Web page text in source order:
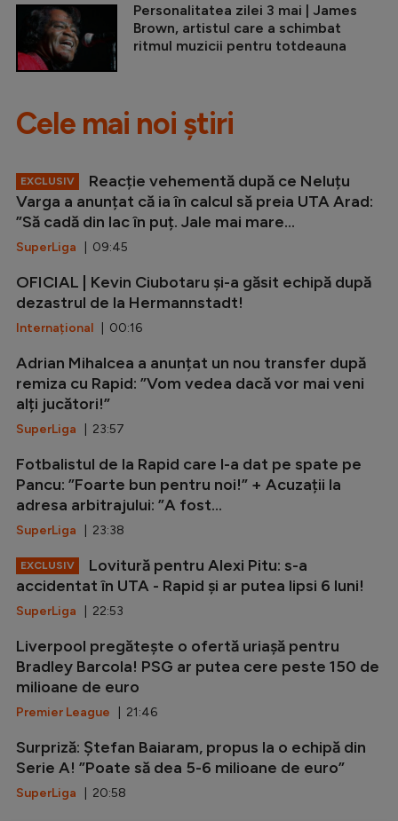
Personalitatea zilei 3 mai | James
Brown, artistul care a schimbat
ritmul muzicii pentru totdeauna
Cele mai noi știri
EXCLUSIV
Reacție vehementă după ce Neluțu
Varga a anunțat că ia în calcul să preia UTA Arad:
”Să cadă din lac în puț. Jale mai mare...
SuperLiga | 09:45
OFICIAL | Kevin Ciubotaru și-a găsit echipă după
dezastrul de la Hermannstadt!
Internațional | 00:16
Adrian Mihalcea a anunțat un nou transfer după
remiza cu Rapid: ”Vom vedea dacă vor mai veni
alți jucători!”
SuperLiga | 23:57
Fotbalistul de la Rapid care l-a dat pe spate pe
Pancu: ”Foarte bun pentru noi!” + Acuzații la
adresa arbitrajului: ”A fost...
SuperLiga | 23:38
EXCLUSIV
Lovitură pentru Alexi Pitu: s-a
accidentat în UTA - Rapid și ar putea lipsi 6 luni!
SuperLiga | 22:53
Liverpool pregătește o ofertă uriașă pentru
Bradley Barcola! PSG ar putea cere peste 150 de
milioane de euro
Premier League | 21:46
Surpriză: Ștefan Baiaram, propus la o echipă din
Serie A! ”Poate să dea 5-6 milioane de euro”
SuperLiga | 20:58